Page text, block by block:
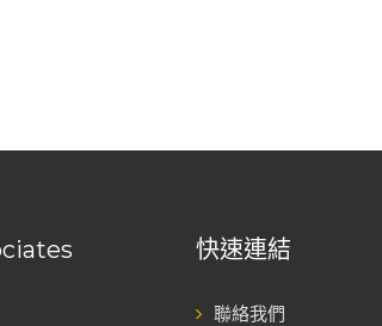
快速連結
聯絡我們